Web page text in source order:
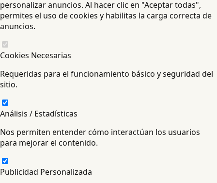
personalizar anuncios. Al hacer clic en "Aceptar todas",
permites el uso de cookies y habilitas la carga correcta de
anuncios.
Cookies Necesarias
Requeridas para el funcionamiento básico y seguridad del
sitio.
Análisis / Estadísticas
Nos permiten entender cómo interactúan los usuarios
para mejorar el contenido.
Publicidad Personalizada